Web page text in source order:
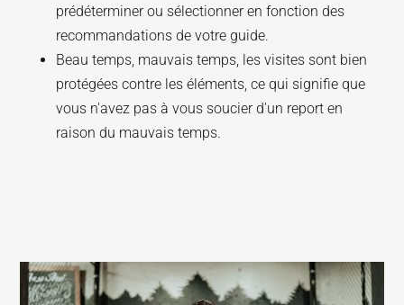
prédéterminer ou sélectionner en fonction des
recommandations de votre guide.
Beau temps, mauvais temps, les visites sont bien
protégées contre les éléments, ce qui signifie que
vous n'avez pas à vous soucier d'un report en
raison du mauvais temps.